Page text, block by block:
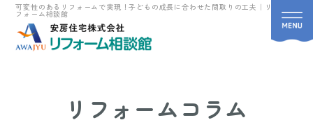
可変性のあるリフォームで実現！子どもの成長に合わせた間取りの工夫｜リ
フォーム相談館
リフォームコラム